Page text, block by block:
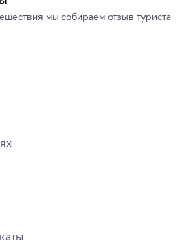
мы собираем отзыв туриста